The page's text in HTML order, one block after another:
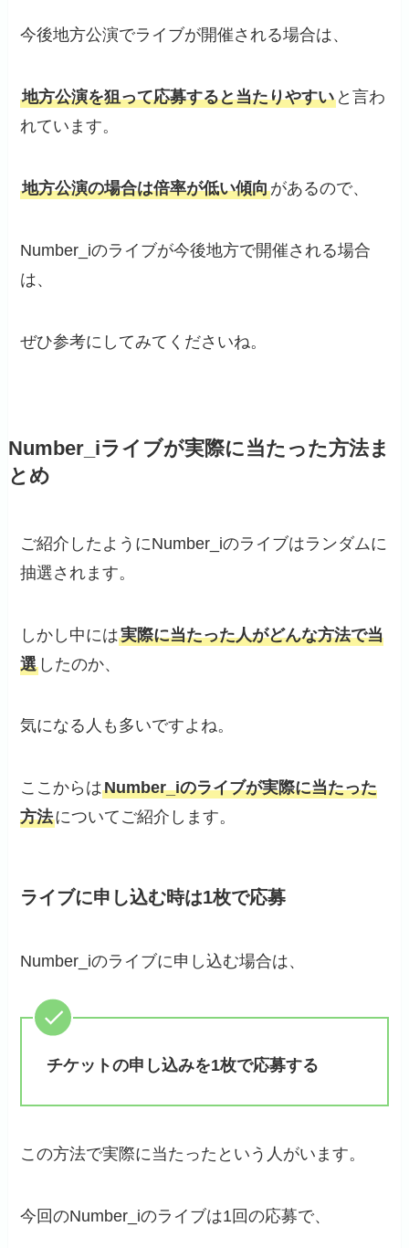
今後地方公演でライブが開催される場合は、
地方公演を狙って応募すると当たりやすい と言わ
れています。
地方公演の場合は倍率が低い傾向があるので、
Number_iのライブが今後地方で開催される場合
は、
ぜひ参考にしてみてくださいね。
Number_iライブが実際に当たった方法ま
とめ
ご紹介したようにNumber_iのライブはランダムに
抽選されます。
しかし中には実際に当たった人がどんな方法で当
選 したのか、
気になる人も多いですよね。
ここからはNumber_iのライブが実際に当たった
方法についてご紹介します。
ライブに申し込む時は1枚で応募
Number_iのライブに申し込む場合は、
チケットの申し込みを1枚で応募する
この方法で実際に当たったという人がいます。
今回のNumber_iのライブは1回の応募で、